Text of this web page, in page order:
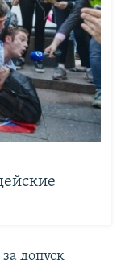
допуск